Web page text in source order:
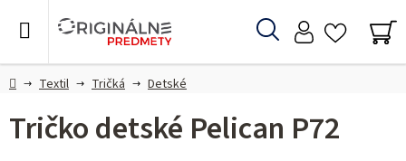
Hľadať
DomovTextil Tričká Detské
Tričko detské Pelican P72